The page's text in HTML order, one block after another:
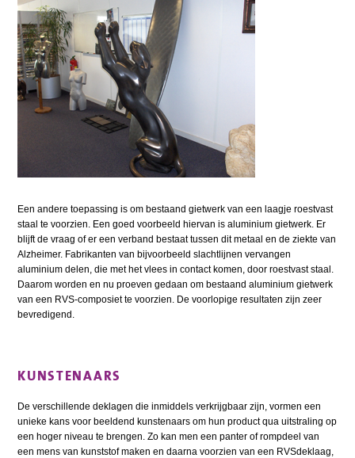
Een andere toepassing is om bestaand gietwerk van een laagje roestvast
staal te voorzien. Een goed voorbeeld hiervan is aluminium gietwerk. Er
blijft de vraag of er een verband bestaat tussen dit metaal en de ziekte van
Alzheimer. Fabrikanten van bijvoorbeeld slachtlijnen vervangen
aluminium delen, die met het vlees in contact komen, door roestvast staal.
Daarom worden en nu proeven gedaan om bestaand aluminium gietwerk
van een RVS-composiet te voorzien. De voorlopige resultaten zijn zeer
bevredigend.
KUNSTENAARS
De verschillende deklagen die inmiddels verkrijgbaar zijn, vormen een
unieke kans voor beeldend kunstenaars om hun product qua uitstraling op
een hoger niveau te brengen. Zo kan men een panter of rompdeel van
een mens van kunststof maken en daarna voorzien van een RVSdeklaag,